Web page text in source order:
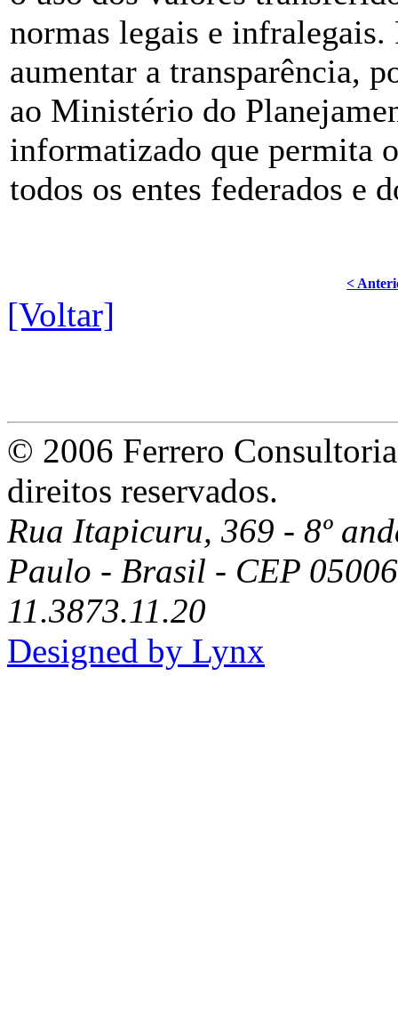
normas legais e
aumentar a transparência,
ao Ministério do
informatizado que permita
todos os entes federados e
<
[Voltar]
© 2006 Ferrero
direitos reservados.
Rua Itapicuru, 369 - 8º
Paulo - Brasil - CEP
11.3873.11.20
Designed by Lynx